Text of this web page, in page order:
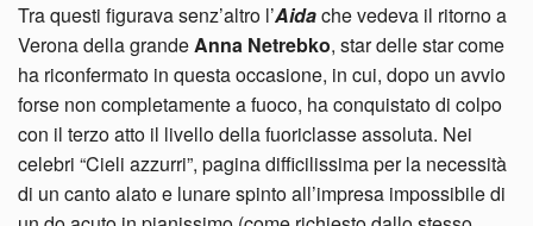
Tra questi figurava senz’altro l’Aidache vedeva il ritorno a
Verona della grandeAnna Netrebko, star delle star come
ha riconfermato in questa occasione, in cui, dopo un avvio
forse non completamente a fuoco, ha conquistato di colpo
con il terzo atto il livello della fuoriclasse assoluta. Nei
celebri “Cieli azzurri”, pagina difficilissima per la necessità
di un canto alato e lunare spinto all’impresa impossibile di